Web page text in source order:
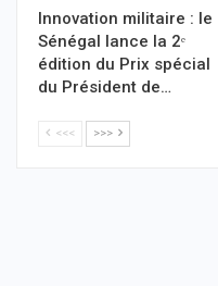
Innovation militaire : le
Sénégal lance la 2ᵉ
édition du Prix spécial
du Président de…
<<< >>>